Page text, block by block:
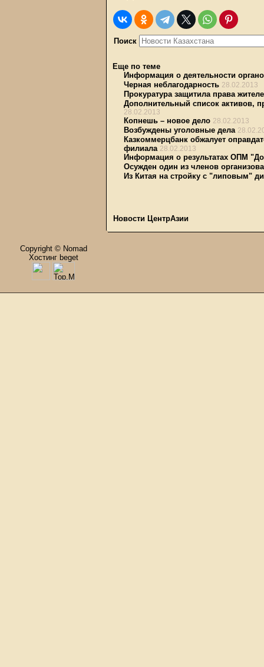
Поиск
Еще по теме
Информация о деятельности
Черная неблагодарность 28.02.2013
Прокуратура защитила права
Дополнительный список активов,
28.02.2013
Копнешь – новое дело 28.02.2013
Возбуждены уголовные дела
Казкоммерцбанк обжалует
филиала 28.02.2013
Информация о результатах ОПМ
Осужден один из членов
Из Китая на стройку с "липовым"
Новости ЦентрАзии
Copyright © Nomad
Хостинг beget